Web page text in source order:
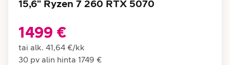
15,6" Ryzen 7 260 RTX 5070
1499 €
tai alk. 41,64 €/kk
30 pv alin hinta 1749 €